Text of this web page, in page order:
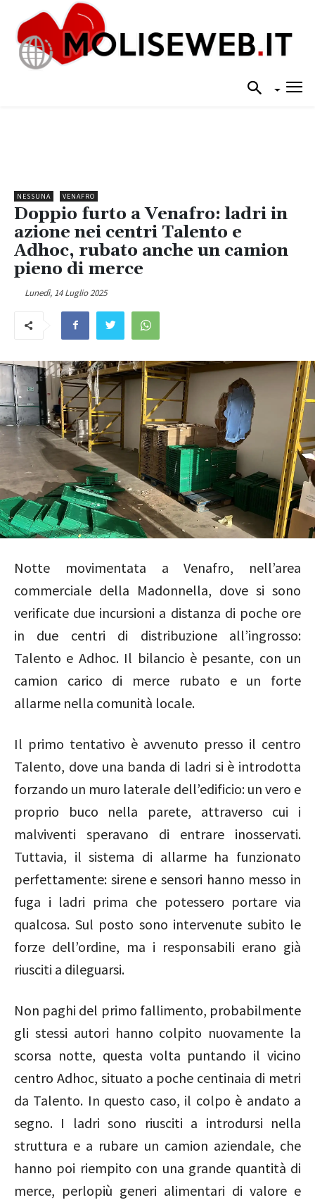
NESSUNA VENAFRO
Doppio furto a Venafro: ladri in
azione nei centri Talento e
Adhoc, rubato anche un camion
pieno di merce
Lunedì, 14 Luglio 2025
Notte movimentata a Venafro, nell’area
commerciale della Madonnella, dove si sono
verificate due incursioni a distanza di poche ore
in due centri di distribuzione all’ingrosso:
Talento e Adhoc. Il bilancio è pesante, con un
camion carico di merce rubato e un forte
allarme nella comunità locale.
Il primo tentativo è avvenuto presso il centro
Talento, dove una banda di ladri si è introdotta
forzando un muro laterale dell’edificio: un vero e
proprio buco nella parete, attraverso cui i
malviventi speravano di entrare inosservati.
Tuttavia, il sistema di allarme ha funzionato
perfettamente: sirene e sensori hanno messo in
fuga i ladri prima che potessero portare via
qualcosa. Sul posto sono intervenute subito le
forze dell’ordine, ma i responsabili erano già
riusciti a dileguarsi.
Non paghi del primo fallimento, probabilmente
gli stessi autori hanno colpito nuovamente la
scorsa notte, questa volta puntando il vicino
centro Adhoc, situato a poche centinaia di metri
da Talento. In questo caso, il colpo è andato a
segno. I ladri sono riusciti a introdursi nella
struttura e a rubare un camion aziendale, che
hanno poi riempito con una grande quantità di
merce, perlopiù generi alimentari di valore e